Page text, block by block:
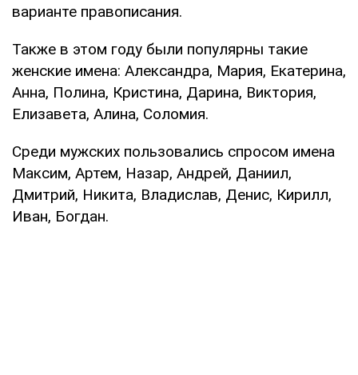
варианте правописания.
Также в этом году были популярны такие
женские имена: Александра, Мария, Екатерина,
Анна, Полина, Кристина, Дарина, Виктория,
Елизавета, Алина, Соломия.
Среди мужских пользовались спросом имена
Максим, Артем, Назар, Андрей, Даниил,
Дмитрий, Никита, Владислав, Денис, Кирилл,
Иван, Богдан.